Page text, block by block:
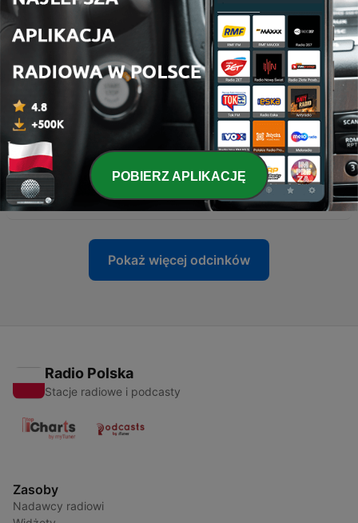
7 - Jeden człowiek - trzy tożsamości | 7. BRUDNE LATA
26 lis 2023
6 - Przemiana kozy w młodzieńca | 6. BRUDNE LATA
30 paź 2023
5 - Konkurs dla jasnowidzów | 5. BRUDNE LATA 30.
17 paź 2023
4 - Matka migrantka i Dust Bowl | 4. BRUDNE LATA 30.
01 paź 2023
Pokaż więcej odcinków
Radio Polska
Stacje radiowe i podcasty
Zasoby
Nadawcy radiowi
POBIERZ APLIKACJĘ